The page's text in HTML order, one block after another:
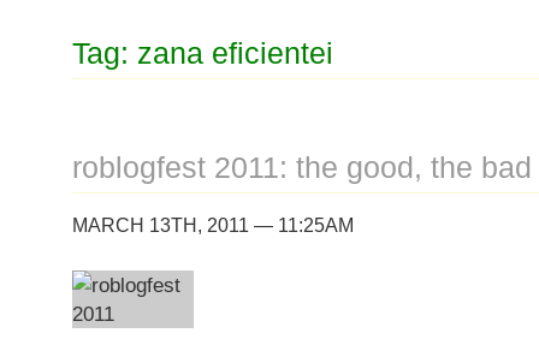
Tag: zana eficientei
roblogfest 2011: the good, the
MARCH 13TH, 2011 — 11:25AM